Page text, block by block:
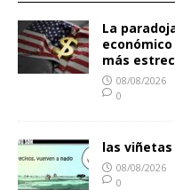
La
más
08/08/2026
0
las viñetas
08/08/2026
0